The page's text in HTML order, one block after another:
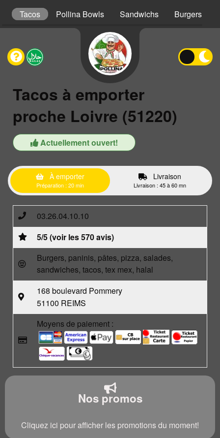
Tacos Pollina Bowls Sandwichs Burgers
Tacos à emporter
proche Loivre (51220)
Actuellement ouvert!
À emporter
Préparation : 20 min
Livraison
Livraison : 45 à 60 mn
03.26.04.10.10
5/5 (voir les 570 avis)
Burgers, paninis, pâtes, pizza, salades,
sandwiches, tacos, tex mex, halal
168 boulevard Pommery
51100 REIMS
Moyens de paiement :
Nos promos
Cliquez ici pour afficher les promotions du moment!